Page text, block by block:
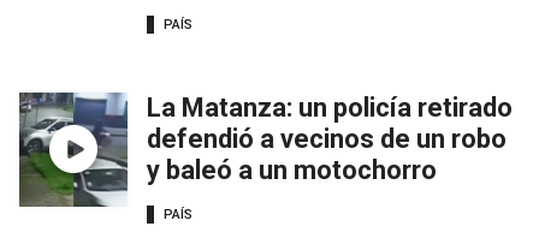
PAÍS
La Matanza: un policía retirado
defendió a vecinos de un robo
y baleó a un motochorro
PAÍS